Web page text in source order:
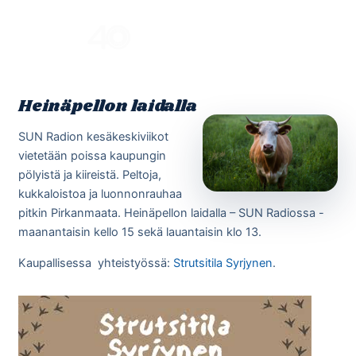
Heinäpellon laidalla
SUN Radion kesäkeskiviikot
vietetään poissa kaupungin
pölyistä ja kiireistä. Peltoja,
kukkaloistoa ja luonnonrauhaa
pitkin Pirkanmaata. Heinäpellon laidalla – SUN Radiossa -
maanantaisin kello 15 sekä lauantaisin klo 13.
Kaupallisessa yhteistyössä: Strutsitila Syrjynen.